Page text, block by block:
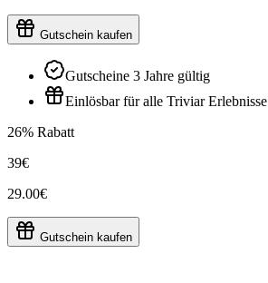
Gutschein kaufen
Gutscheine 3 Jahre gültig
Einlösbar für alle Triviar Erlebnisse
26% Rabatt
39€
29.00€
Gutschein kaufen